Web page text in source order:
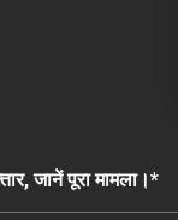
जानें पूरा मामला।*